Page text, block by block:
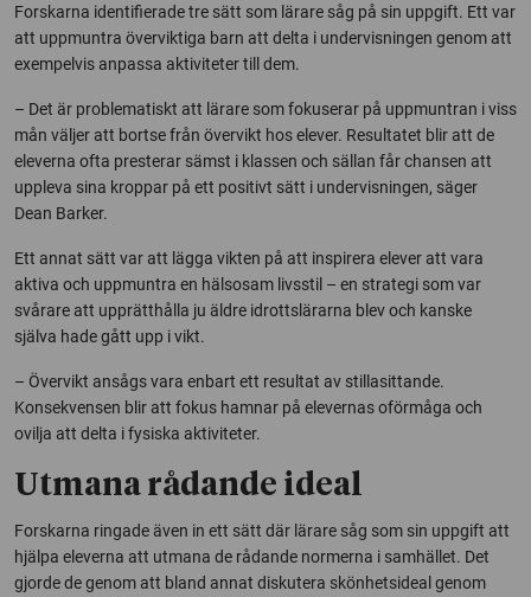
Forskarna identifierade tre sätt som lärare såg på sin uppgift. Ett var
att uppmuntra överviktiga barn att delta i undervisningen genom att
exempelvis anpassa aktiviteter till dem.
– Det är problematiskt att lärare som fokuserar på uppmuntran i viss
mån väljer att bortse från övervikt hos elever. Resultatet blir att de
eleverna ofta presterar sämst i klassen och sällan får chansen att
uppleva sina kroppar på ett positivt sätt i undervisningen, säger
Dean Barker.
Ett annat sätt var att lägga vikten på att inspirera elever att vara
aktiva och uppmuntra en hälsosam livsstil – en strategi som var
svårare att upprätthålla ju äldre idrottslärarna blev och kanske
själva hade gått upp i vikt.
– Övervikt ansågs vara enbart ett resultat av stillasittande.
Konsekvensen blir att fokus hamnar på elevernas oförmåga och
ovilja att delta i fysiska aktiviteter.
Utmana rådande ideal
Forskarna ringade även in ett sätt där lärare såg som sin uppgift att
hjälpa eleverna att utmana de rådande normerna i samhället. Det
gjorde de genom att bland annat diskutera skönhetsideal genom